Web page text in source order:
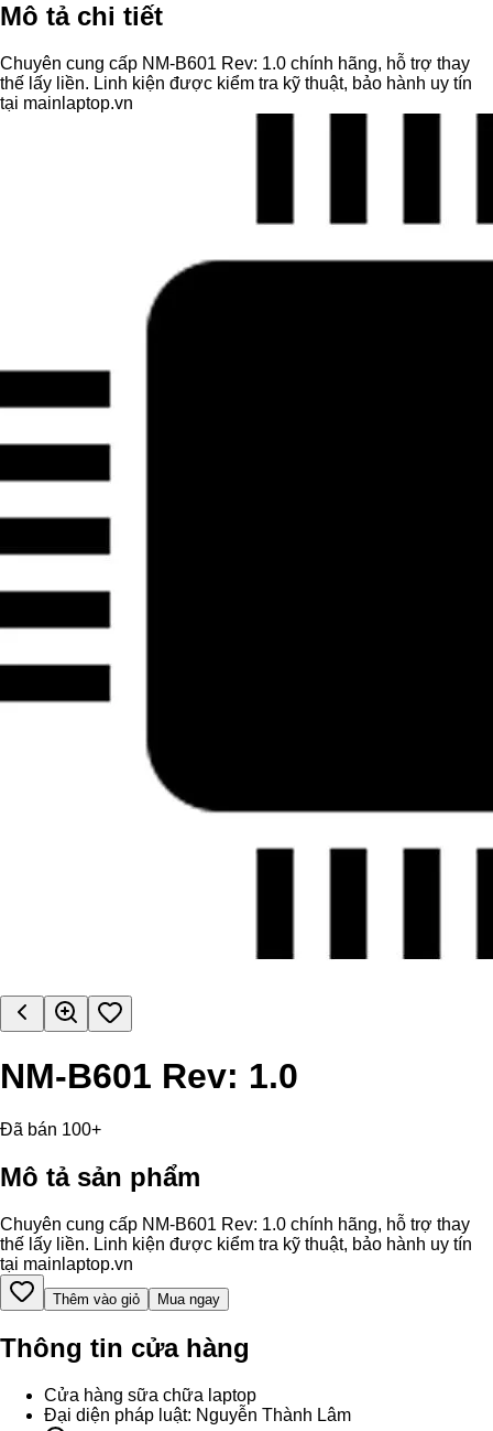
Mô tả chi tiết
Chuyên cung cấp NM-B601 Rev: 1.0 chính hãng, hỗ trợ thay
thế lấy liền. Linh kiện được kiểm tra kỹ thuật, bảo hành uy tín
tại mainlaptop.vn
NM-B601 Rev: 1.0
Đã bán 100+
Mô tả sản phẩm
Chuyên cung cấp NM-B601 Rev: 1.0 chính hãng, hỗ trợ thay
thế lấy liền. Linh kiện được kiểm tra kỹ thuật, bảo hành uy tín
tại mainlaptop.vn
Thêm vào giỏ Mua ngay
Thông tin cửa hàng
Cửa hàng sữa chữa laptop
Đại diện pháp luật: Nguyễn Thành Lâm